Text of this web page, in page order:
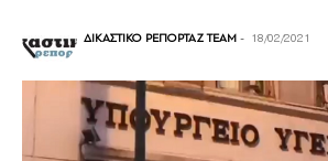
ΔΙΚΑΣΤΙΚΟ ΡΕΠΟΡΤΑΖ TEAM - 18/02/2021